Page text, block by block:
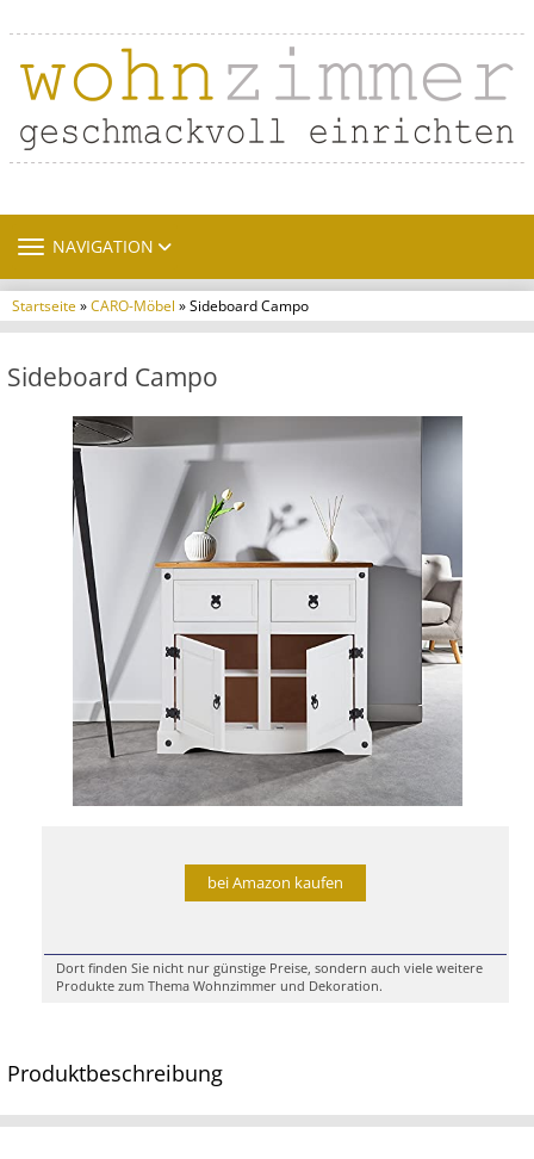
TOGGLE NAVIGATION
NAVIGATION
Startseite»CARO-Möbel » Sideboard Campo
Sideboard Campo
bei Amazon kaufen
Dort finden Sie nicht nur günstige Preise, sondern auch viele weitere
Produkte zum Thema Wohnzimmer und Dekoration.
Produktbeschreibung